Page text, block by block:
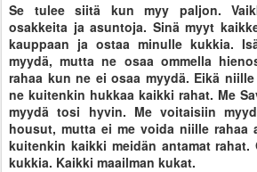
Se tulee siitä kun myy paljon.
osakkeita ja asuntoja. Sinä myyt
kauppaan ja ostaa minulle kukkia.
myydä, mutta ne osaa ommella
rahaa kun ne ei osaa myydä. Eikä
ne kuitenkin hukkaa kaikki rahat. Me
myydä tosi hyvin. Me voitaisiin
housut, mutta ei me voida niille rahaa
kuitenkin kaikki meidän antamat
kukkia. Kaikki maailman kukat.